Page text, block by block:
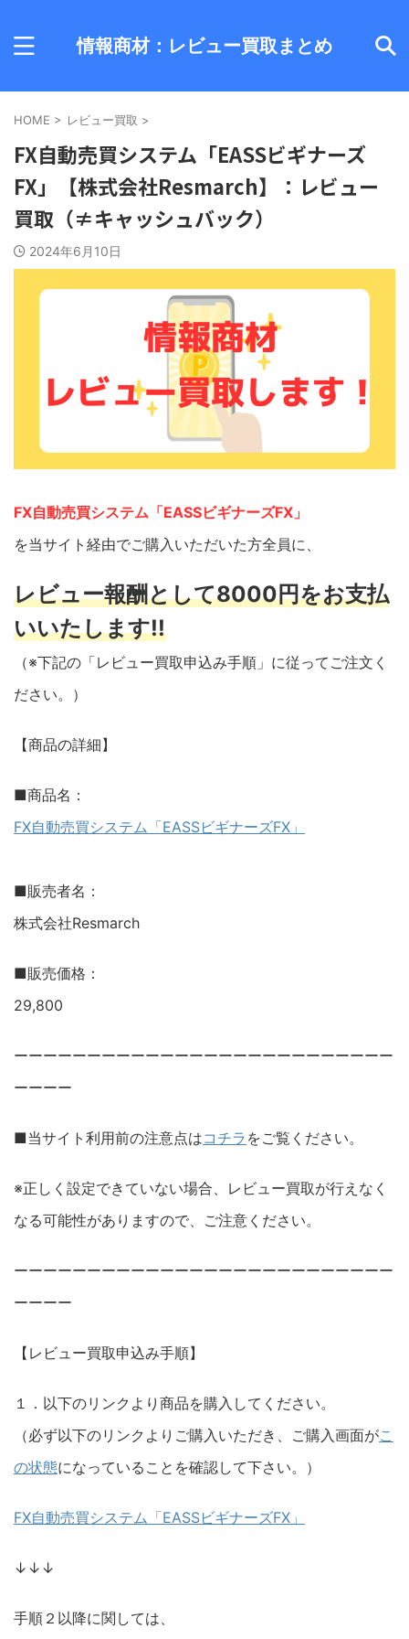
情報商材：レビュー買取まとめ
HOME > レビュー買取 >
FX自動売買システム「EASSビギナーズ
FX」【株式会社Resmarch】：レビュー
買取（≠キャッシュバック）
2024年6月10日
FX自動売買システム「EASSビギナーズFX」
を当サイト経由でご購入いただいた方全員に、
レビュー報酬として8000円をお支払
いいたします!!
（※下記の「レビュー買取申込み手順」に従ってご注文く
ださい。）
【商品の詳細】
■商品名：
FX自動売買システム「EASSビギナーズFX」
■販売者名：
株式会社Resmarch
■販売価格：
29,800
ーーーーーーーーーーーーーーーーーーーーーーーーーー
ーーーー
■当サイト利用前の注意点はコチラ をご覧ください。
※正しく設定できていない場合、レビュー買取が行えなく
なる可能性がありますので、ご注意ください。
ーーーーーーーーーーーーーーーーーーーーーーーーーー
ーーーー
【レビュー買取申込み手順】
１．以下のリンクより商品を購入してください。
（必ず以下のリンクよりご購入いただき、ご購入画面がこ
の状態になっていることを確認して下さい。）
FX自動売買システム「EASSビギナーズFX」
↓↓↓
手順２以降に関しては、